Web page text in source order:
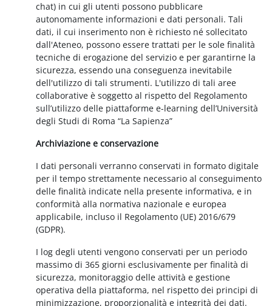
chat) in cui gli utenti possono pubblicare
autonomamente informazioni e dati personali. Tali
dati, il cui inserimento non è richiesto né sollecitato
dall'Ateneo, possono essere trattati per le sole finalità
tecniche di erogazione del servizio e per garantirne la
sicurezza, essendo una conseguenza inevitabile
dell'utilizzo di tali strumenti. L'utilizzo di tali aree
collaborative è soggetto al rispetto del Regolamento
sull’utilizzo delle piattaforme e-learning dell’Università
degli Studi di Roma “La Sapienza”
Archiviazione e conservazione
I dati personali verranno conservati in formato digitale
per il tempo strettamente necessario al conseguimento
delle finalità indicate nella presente informativa, e in
conformità alla normativa nazionale e europea
applicabile, incluso il Regolamento (UE) 2016/679
(GDPR).
I log degli utenti vengono conservati per un periodo
massimo di 365 giorni esclusivamente per finalità di
sicurezza, monitoraggio delle attività e gestione
operativa della piattaforma, nel rispetto dei principi di
minimizzazione, proporzionalità e integrità dei dati.